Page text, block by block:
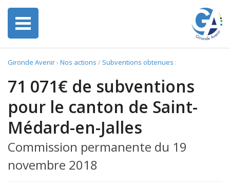
Gironde Avenir› Nos actions / Subventions obtenues :
71 071€ de subventions
pour le canton de Saint-
Médard-en-Jalles
Commission permanente du 19
novembre 2018